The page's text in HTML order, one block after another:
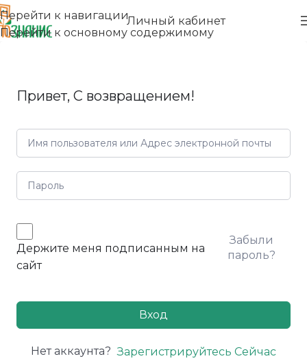
Перейти к навигации
Перейти к основному содержимому
Личный кабинет
Привет, С возвращением!
Держите меня подписанным на
сайт
Забыли
пароль?
Вход
Нет аккаунта? Зарегистрируйтесь Сейчас